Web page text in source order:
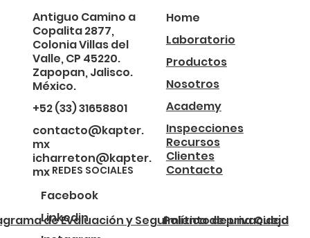
Antiguo Camino a
Copalita 2877,
Colonia Villas del
Valle, CP 45220.
Zapopan, Jalisco.
México.
+52 (33) 31658801
contacto@kapter.
mx
icharreton@kapter.
mx
Home
Nosotros
Laboratorio
Academy
Productos
Inspecciones
Recursos
Clientes
Contacto
REDES SOCIALES
Facebook
Linkedin
Política de privacidad
de Evaluación y Seguimiento de una Queja